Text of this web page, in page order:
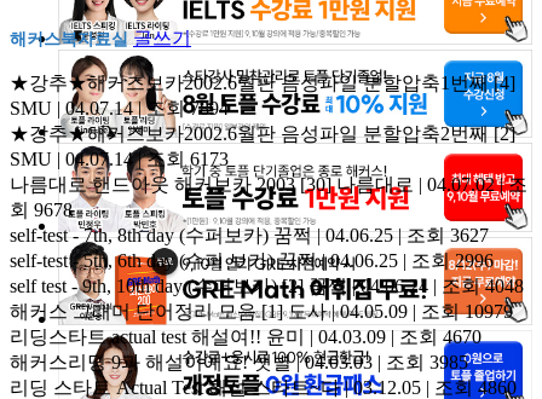
해커스북자료실 글쓰기
★강추★해커즈보카2002.6월판 음성파일 분할압축1번째[4]
SMU | 04.07.14 | 조회 7894
★강추★해커즈보카2002.6월판 음성파일 분할압축2번째[2]
SMU | 04.07.14 | 조회 6173
나름대로 핸드아웃 해커보카 2003[30] 나름대로 | 04.07.02 | 조
회 9678
self-test - 7th, 8th day (수퍼보카)꿈쩍 | 04.06.25 | 조회 3627
self-test - 5th, 6th day (수퍼 보카)꿈쩍 | 04.06.25 | 조회 2996
self test - 9th, 10th day (수퍼보카)[2] 꿈쩍 | 04.06.24 | 조회 4048
해커스 그래머 단어정리 모음[1] 도사 | 04.05.09 | 조회 10979
리딩스타트 actual test 해설여!! 윤미 | 04.03.09 | 조회 4670
해커스리딩 9과 해설이예요!샛별 | 04.03.03 | 조회 3985
리딩 스타트 Actual Test 해설스타트~다 | 03.12.05 | 조회 4860